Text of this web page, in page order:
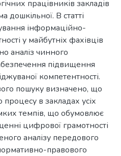
працівників закладів
дошкільної. В статті
інформаційно-
у майбутніх фахівців
аналіз чинного
підвищення
компетентності.
пошуку визначено, що
процесу в закладах усіх
темпів, що обумовлює
цифрової грамотності
аналізу передового
правового